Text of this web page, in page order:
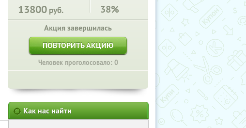
13800 руб. 38%
Акция завершилась
ПОВТОРИТЬ АКЦИЮ
Человек проголосовало: 0
Как нас найти